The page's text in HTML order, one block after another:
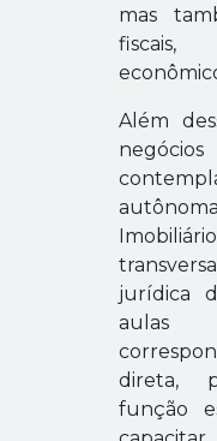
mas
Além
jurídica
aulas
direta,
função